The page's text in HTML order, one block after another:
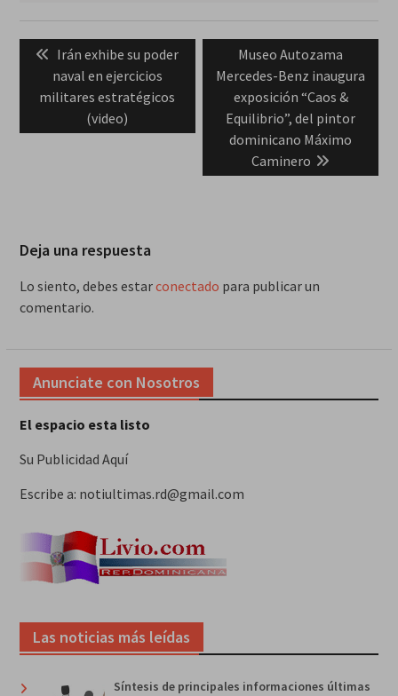
Navegación
de
entradas
Previous
post:
Irán exhibe su poder
naval en ejercicios
militares estratégicos
(video)
Next
post:
Museo Autozama
Mercedes-Benz inaugura
exposición “Caos &
Equilibrio”, del pintor
dominicano Máximo
Caminero
Deja una respuesta
Lo siento, debes estarconectado para publicar un
comentario.
Anunciate con Nosotros
El espacio esta listo
Su Publicidad Aquí
Escribe a: notiultimas.rd@gmail.com
Las noticias más leídas
Síntesis de principales informaciones últimas